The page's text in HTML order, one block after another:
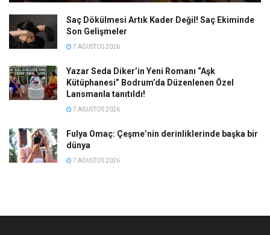
Saç Dökülmesi Artık Kader Değil! Saç Ekiminde
Son Gelişmeler
7 AĞUSTOS 2026
Yazar Seda Diker’in Yeni Romanı “Aşk
Kütüphanesi” Bodrum’da Düzenlenen Özel
Lansmanla tanıtıldı!
7 AĞUSTOS 2026
Fulya Omaç: Çeşme’nin derinliklerinde başka bir
dünya
7 AĞUSTOS 2026